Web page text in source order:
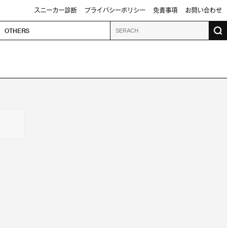
スニーカー診断 プライバシーポリシー 免責事項 お問い合わせ
OTHERS